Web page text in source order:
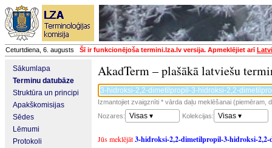
Ceturtdiena, 6. augusts Šī ir funkcionējoša termini.lza.lv versija. Apmeklējiet arī
Sākumlapa
Terminu datubāze
Struktūra un principi
Apakškomisijas
Sēdes
Lēmumi
Protokoli
AkadTerm – plašākā latviešu
Izmantojiet zvaigznīti * vārda daļu meklēšanai (piemēram,
Nozares:
Visas ▾ Kolekcijas: Visas ▾
Jūs meklējāt3-hidroksi-2,2-dimetilpropil-3-hidroksi-